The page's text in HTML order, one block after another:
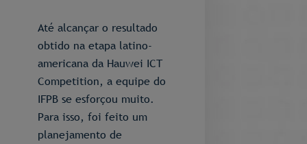
Até alcançar o resultado
obtido na etapa latino-
americana da Hauwei ICT
Competition, a equipe do
IFPB se esforçou muito.
Para isso, foi feito um
planejamento de